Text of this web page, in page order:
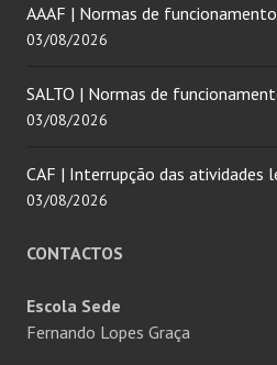
AAAF | Normas de
03/08/2026
SALTO | Normas de
03/08/2026
CAF | Interrupção das
03/08/2026
CONTACTOS
Escola Sede
Fernando Lopes Graça